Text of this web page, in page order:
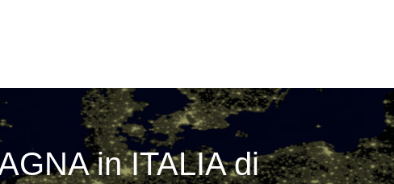
in ITALIA di